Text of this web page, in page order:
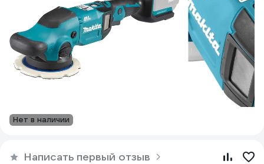
Нет в наличии
Написать первый отзыв